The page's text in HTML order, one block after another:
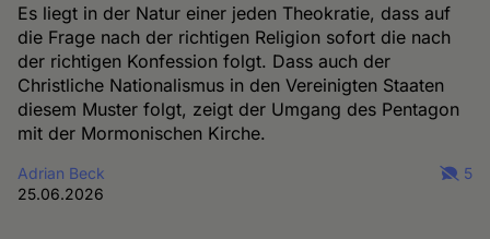
Es liegt in der Natur einer jeden Theokratie, dass auf
die Frage nach der richtigen Religion sofort die nach
der richtigen Konfession folgt. Dass auch der
Christliche Nationalismus in den Vereinigten Staaten
diesem Muster folgt, zeigt der Umgang des Pentagon
mit der Mormonischen Kirche.
Adrian Beck
25.06.2026
5